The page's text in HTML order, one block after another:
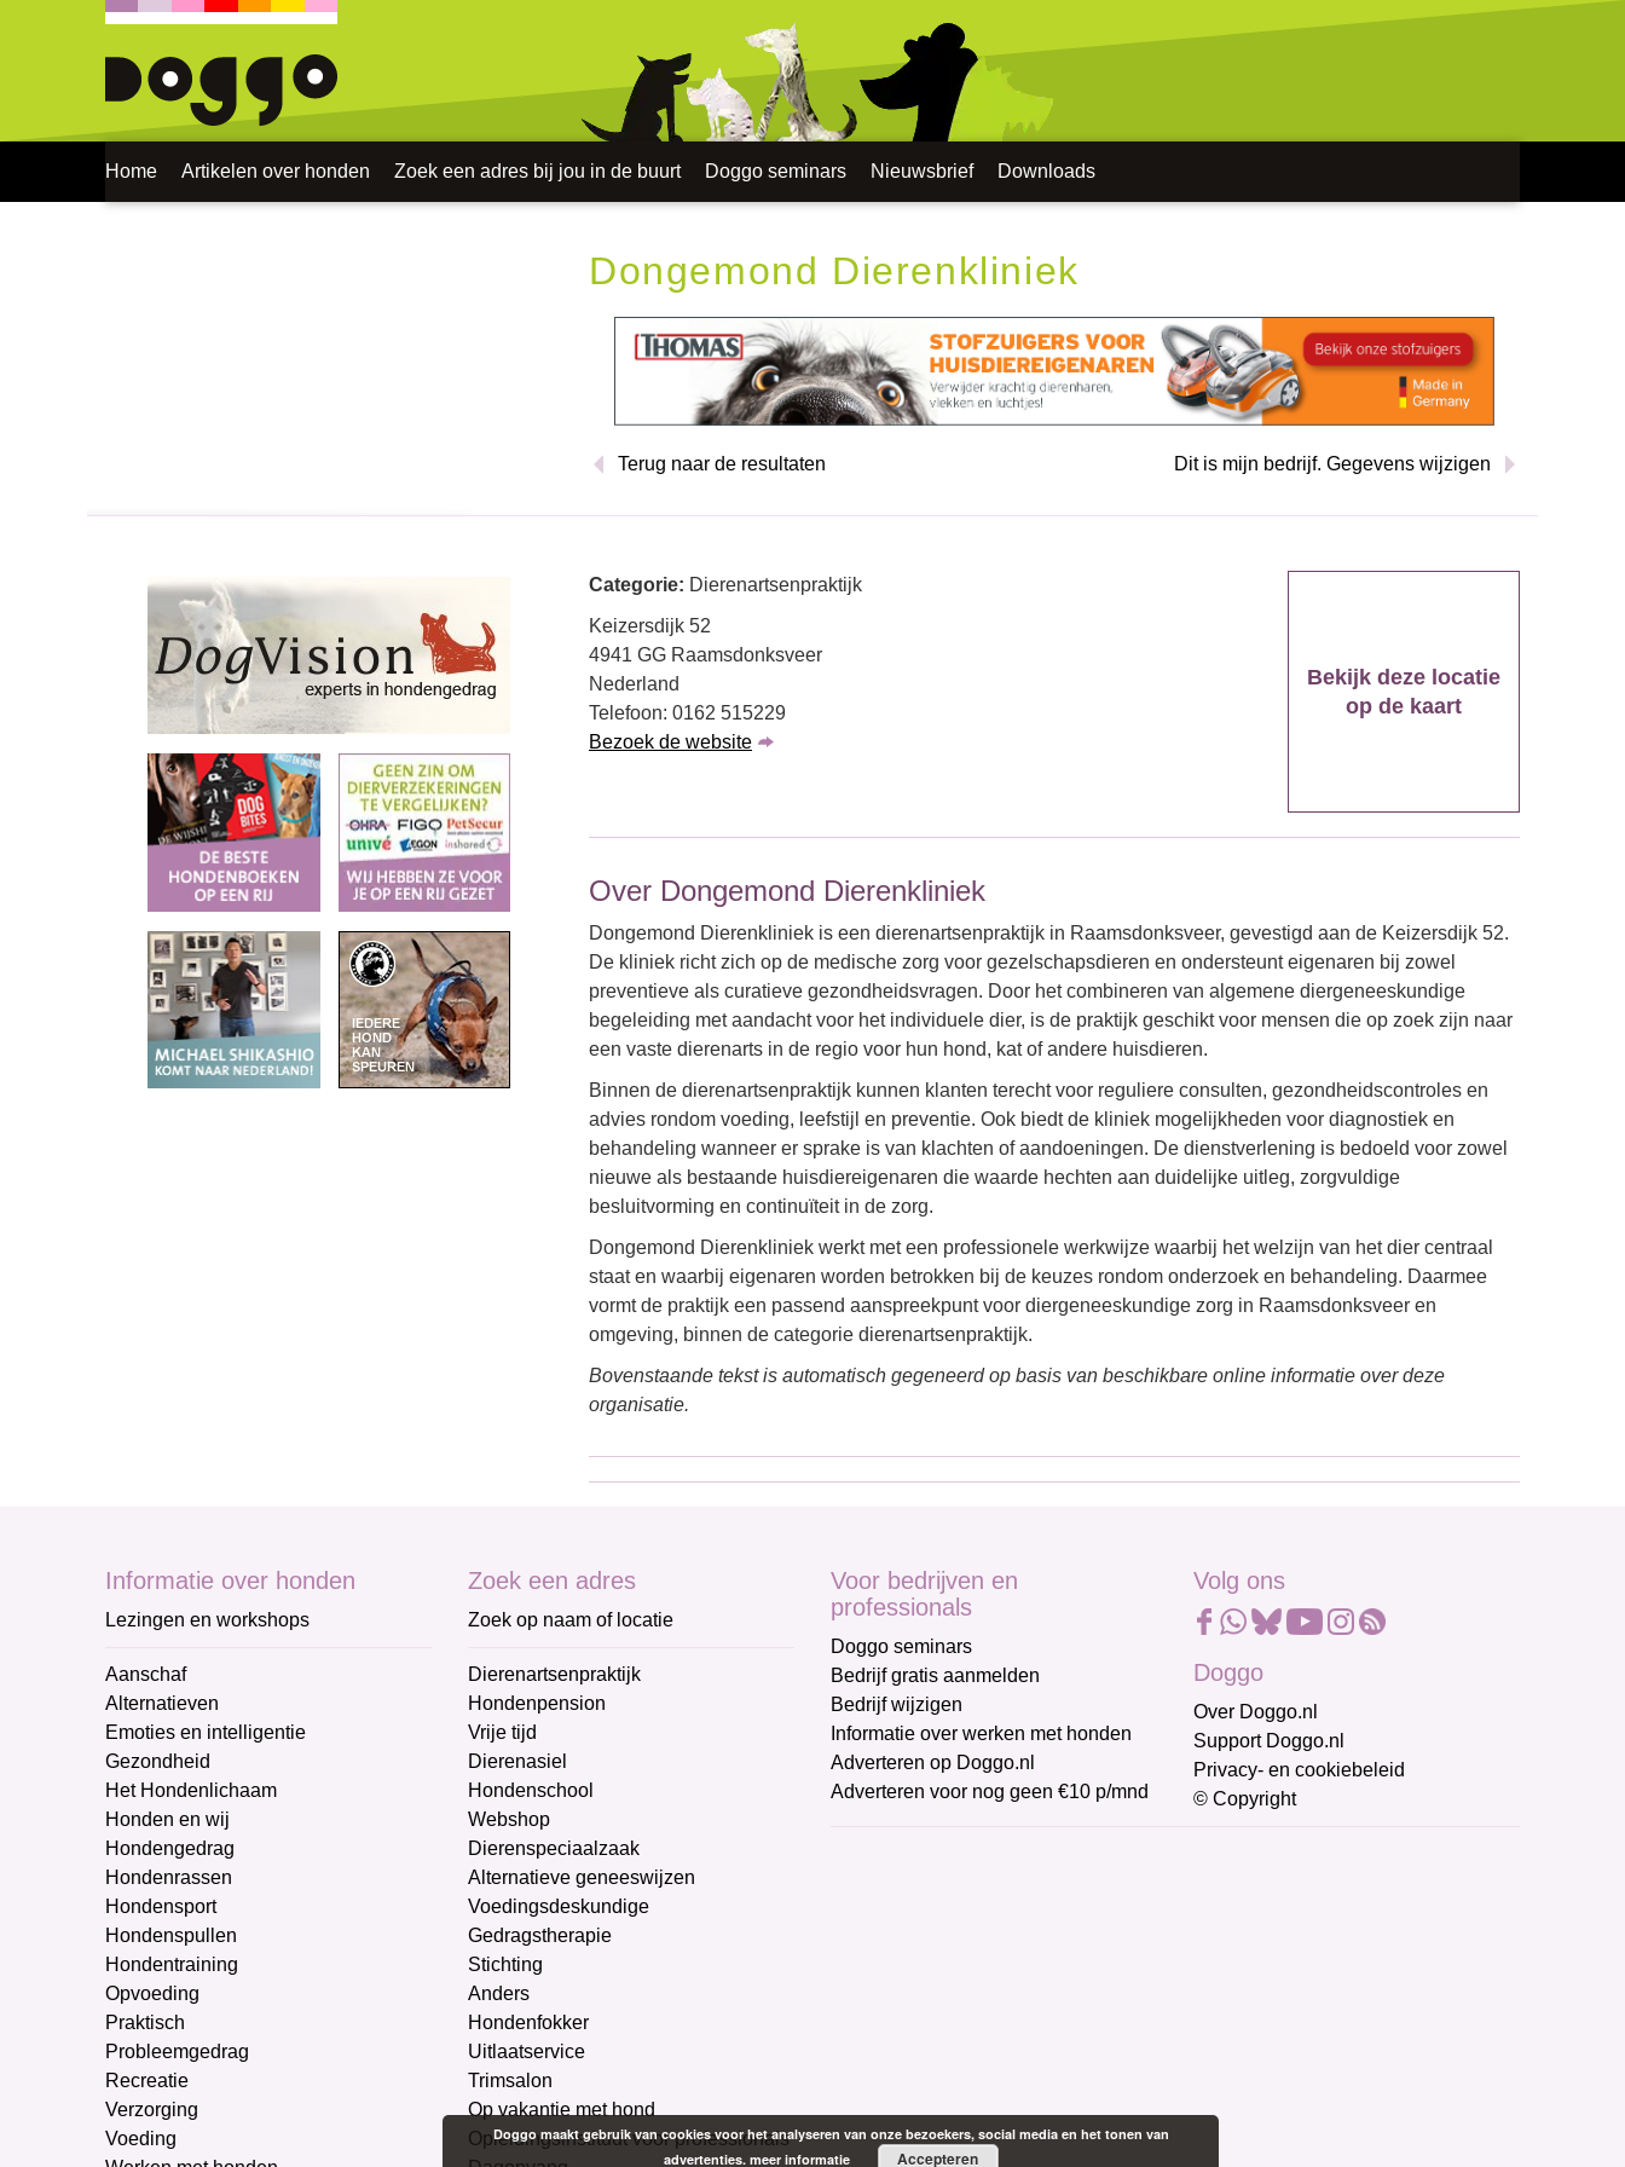
Home Artikelen over honden Zoek een adres bij jou in de buurt Doggo seminars Nieuwsbrief Downloads
Dongemond Dierenkliniek
Terug naar de resultaten Dit is mijn bedrijf. Gegevens wijzigen
Categorie: Dierenartsenpraktijk
Keizersdijk 52
4941 GG Raamsdonksveer
Nederland
Telefoon: 0162 515229
Bezoek de website
Bekijk deze locatie
op de kaart
Over Dongemond Dierenkliniek
Dongemond Dierenkliniek is een dierenartsenpraktijk in Raamsdonksveer, gevestigd aan de Keizersdijk 52.
De kliniek richt zich op de medische zorg voor gezelschapsdieren en ondersteunt eigenaren bij zowel
preventieve als curatieve gezondheidsvragen. Door het combineren van algemene diergeneeskundige
begeleiding met aandacht voor het individuele dier, is de praktijk geschikt voor mensen die op zoek zijn naar
een vaste dierenarts in de regio voor hun hond, kat of andere huisdieren.
Binnen de dierenartsenpraktijk kunnen klanten terecht voor reguliere consulten, gezondheidscontroles en
advies rondom voeding, leefstijl en preventie. Ook biedt de kliniek mogelijkheden voor diagnostiek en
behandeling wanneer er sprake is van klachten of aandoeningen. De dienstverlening is bedoeld voor zowel
nieuwe als bestaande huisdiereigenaren die waarde hechten aan duidelijke uitleg, zorgvuldige
besluitvorming en continuïteit in de zorg.
Dongemond Dierenkliniek werkt met een professionele werkwijze waarbij het welzijn van het dier centraal
staat en waarbij eigenaren worden betrokken bij de keuzes rondom onderzoek en behandeling. Daarmee
vormt de praktijk een passend aanspreekpunt voor diergeneeskundige zorg in Raamsdonksveer en
omgeving, binnen de categorie dierenartsenpraktijk.
Bovenstaande tekst is automatisch gegeneerd op basis van beschikbare online informatie over deze
organisatie.
Informatie over honden
Lezingen en workshops
Aanschaf
Alternatieven
Emoties en intelligentie
Gezondheid
Het Hondenlichaam
Honden en wij
Hondengedrag
Hondenrassen
Hondensport
Hondenspullen
Hondentraining
Opvoeding
Praktisch
Probleemgedrag
Recreatie
Verzorging
Voeding
Zoek een adres
Zoek op naam of locatie
Dierenartsenpraktijk
Hondenpension
Vrije tijd
Dierenasiel
Hondenschool
Webshop
Dierenspeciaalzaak
Alternatieve geneeswijzen
Voedingsdeskundige
Gedragstherapie
Stichting
Anders
Hondenfokker
Uitlaatservice
Trimsalon
Op vakantie met hond
Opleidingsinstituut voor professionals
Voor bedrijven en
professionals
Doggo seminars
Bedrijf gratis aanmelden
Bedrijf wijzigen
Informatie over werken met honden
Adverteren op Doggo.nl
Adverteren voor nog geen €10 p/mnd
Volg ons
Doggo
Over Doggo.nl
Support Doggo.nl
Privacy- en cookiebeleid
© Copyright
Doggo maakt gebruik van cookies voor het analyseren van onze bezoekers, social media en het tonen van
advertenties. meer informatie Accepteren